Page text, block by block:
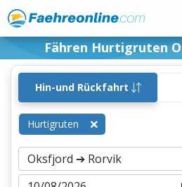
Fähren Hurtigruten
Hin-und Rückfahrt
Hurtigruten